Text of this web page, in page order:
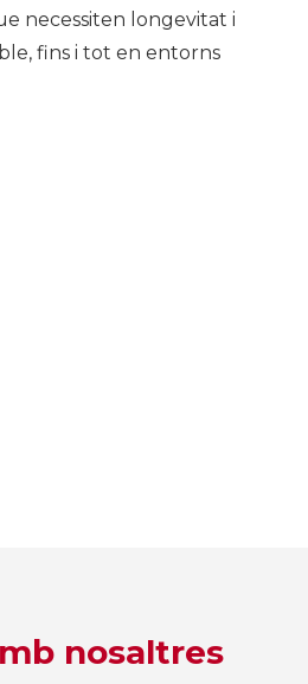
necessiten longevitat i
fins i tot en entorns
nosaltres